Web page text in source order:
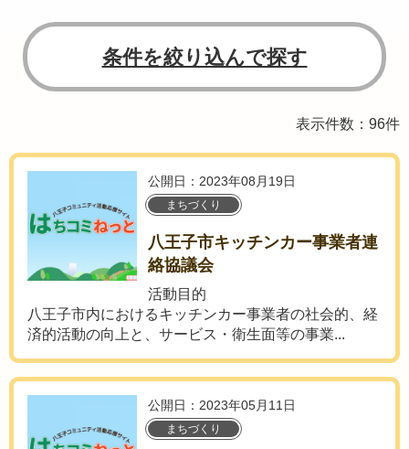
条件を絞り込んで探す
表示件数：96件
公開日：2023年08月19日
まちづくり
八王子市キッチンカー事業者連
絡協議会
活動目的
八王子市内におけるキッチンカー事業者の社会的、経
済的活動の向上と、サービス・衛生面等の事業...
公開日：2023年05月11日
まちづくり